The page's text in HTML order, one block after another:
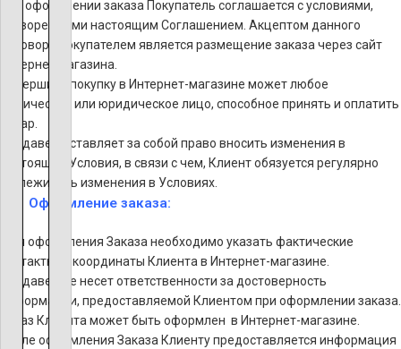
При оформлении заказа Покупатель соглашается с условиями,
оговоренными настоящим Соглашением. Акцептом данного
договора покупателем является размещение заказа через сайт
Интернет магазина.
Совершить покупку в Интернет-магазине может любое
физическое или юридическое лицо, способное принять и оплатить
товар.
Продавец оставляет за собой право вносить изменения в
настоящие Условия, в связи с чем, Клиент обязуется регулярно
отслеживать изменения в Условиях.
Оформление заказа:
Для оформления Заказа необходимо указать фактические
контактные координаты Клиента в Интернет-магазине.
Продавец не несет ответственности за достоверность
информации, предоставляемой Клиентом при оформлении заказа.
Заказ Клиента может быть оформлен в Интернет-магазине.
После оформления Заказа Клиенту предоставляется информация